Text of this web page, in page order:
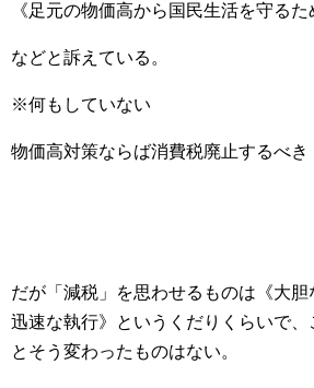
《足元の物価高から国民生活を守るた
などと訴えている。
※何もしていない
物価高対策ならば消費税廃止するべき
だが「減税」を思わせるものは《大胆
迅速な執行》というくだりくらいで
とそう変わったものはない。